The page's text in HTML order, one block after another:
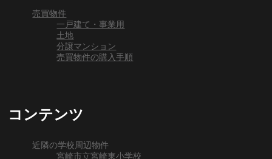
売買物件
一戸建て・事業用
土地
分譲マンション
売買物件の購入手順
コンテンツ
近隣の学校周辺物件
宮崎市立宮崎東小学校